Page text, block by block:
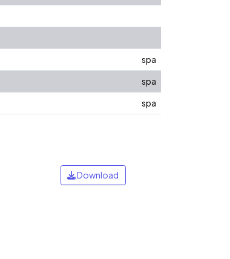
spa
spa
spa
Download